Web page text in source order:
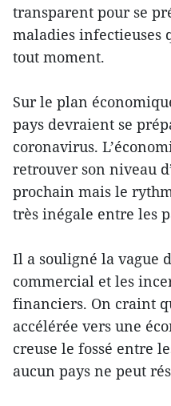
transparent pour se
maladies infectieuses
tout moment.
Sur le plan
pays devraient se
coronavirus.
retrouver son niveau
prochain mais le
très inégale entre les
Il a souligné la vague
commercial et les
financiers. On craint
accélérée vers une
creuse le fossé entre
aucun pays ne peut